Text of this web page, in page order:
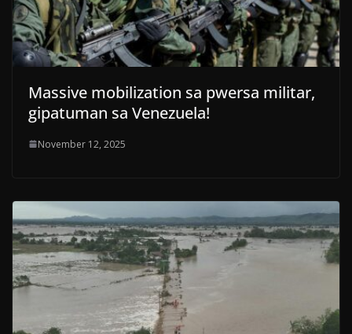
Massive mobilization sa pwersa militar,
gipatuman sa Venezuela!
November 12, 2025